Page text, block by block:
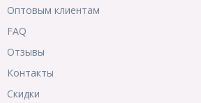
Оптовым клиентам
FAQ
Отзывы
Контакты
Скидки